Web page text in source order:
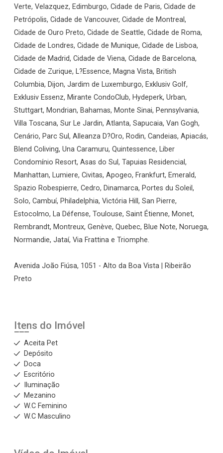
Verte, Velazquez, Edimburgo, Cidade de Paris, Cidade de
Petrópolis, Cidade de Vancouver, Cidade de Montreal,
Cidade de Ouro Preto, Cidade de Seattle, Cidade de Roma,
Cidade de Londres, Cidade de Munique, Cidade de Lisboa,
Cidade de Madrid, Cidade de Viena, Cidade de Barcelona,
Cidade de Zurique, L?Essence, Magna Vista, British
Columbia, Dijon, Jardim de Luxemburgo, Exklusiv Golf,
Exklusiv Essenz, Mirante CondoClub, Hydeperk, Urban,
Stuttgart, Mondrian, Bahamas, Monte Sinai, Pennsylvania,
Villa Toscana, Sur Le Jardin, Atlanta, Sapucaia, Van Gogh,
Cenário, Parc Sul, Alleanza D?Oro, Rodin, Candeias, Apiacás,
Blend Coliving, Una Caramuru, Quintessence, Liber
Condomínio Resort, Asas do Sul, Tapuias Residencial,
Manhattan, Lumiere, Civitas, Apogeo, Frankfurt, Emerald,
Spazio Robespierre, Cedro, Dinamarca, Portes du Soleil,
Solo, Cambuí, Philadelphia, Victória Hill, San Pierre,
Estocolmo, La Défense, Toulouse, Saint Étienne, Monet,
Rembrandt, Montreux, Genève, Quebec, Blue Note, Noruega,
Normandie, Jataí, Via Frattina e Triomphe.
Avenida João Fiúsa, 1051 - Alto da Boa Vista | Ribeirão
Preto
Itens do Imóvel
Aceita Pet
Depósito
Doca
Escritório
Iluminação
Mezanino
W.C Feminino
W.C Masculino